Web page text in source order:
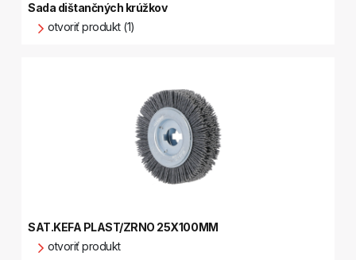
Sada dištančných krúžkov
otvoriť produkt (1)
SAT.KEFA PLAST/ZRNO 25X100MM
otvoriť produkt